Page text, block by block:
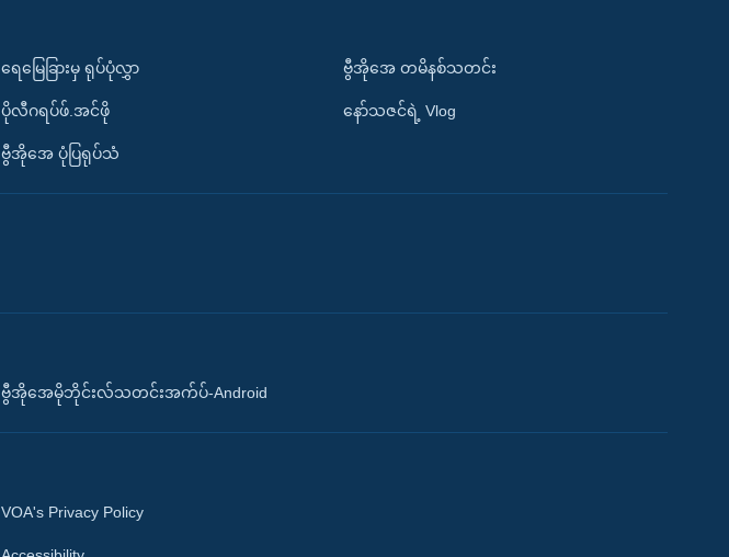
ရေမြေခြားမှ ရုပ်ပုံလွှာ
ပိုလီဂရပ်ဖ်.အင်ဖို
ဗွီအိုအေ ပုံပြရုပ်သံ
ဗွီအိုအေ တမိနစ်သတင်း
နော်သဇင်ရဲ့ Vlog
ဗွီအိုအေမိုဘိုင်းလ်သတင်းအက်ပ်-Android
VOA's Privacy Policy